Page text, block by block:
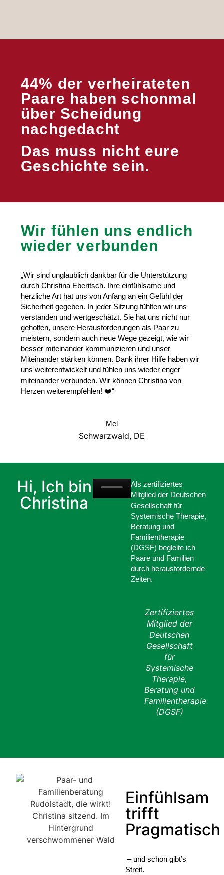
44% der verheirateten
Paare haben schonmal
über Scheidung
nachgedacht
Das muss nicht eure
Geschichte sein.
Wir fühlen uns endlich
wieder verbunden
„Wir sind unglaublich dankbar für die Unterstützung
durch Christina Eberitsch. Ihre einfühlsame und
herzliche Art hat uns von Anfang an ein Gefühl der
Sicherheit gegeben. In jeder Sitzung fühlten wir uns
verstanden und wertgeschätzt. Sie hat uns nicht nur
geholfen, unsere Herausforderungen als Paar zu
meistern, sondern auch neue Wege gezeigt, wie wir
besser miteinander kommunizieren und unser
Miteinander stärken können. Dank ihrer Hilfe haben wir
uns weiterentwickelt und fühlen uns wieder enger
miteinander verbunden. Wir können Christina von
Herzen weiterempfehlen! ❤️“
Mel
Schwarzwald, DE
Hi, Ich bin
Christina
Als zertifiziertes
Mitglied der Deutschen
Gesellschaft für
Systemische Therapie,
Beratung und
Familientherapie
(DGSF) begleite ich
Paare und Familien
durch herausfordernde
Zeiten.
Zertifiziertes
Mitglied der
Deutschen
Gesellschaft
für
Systemische
Therapie,
Beratung und
Familientherapie
(DGSF)
Einfühlsam
trifft
Pragmatisch
– und schon gibt’s
Streit.